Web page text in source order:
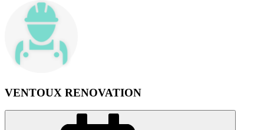
VENTOUX RENOVATION